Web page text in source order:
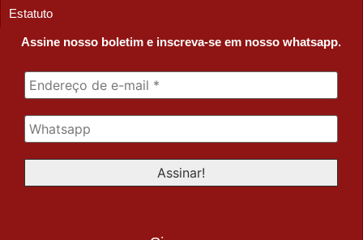
Estatuto
Assine nosso boletim e inscreva-se em nosso whatsapp.